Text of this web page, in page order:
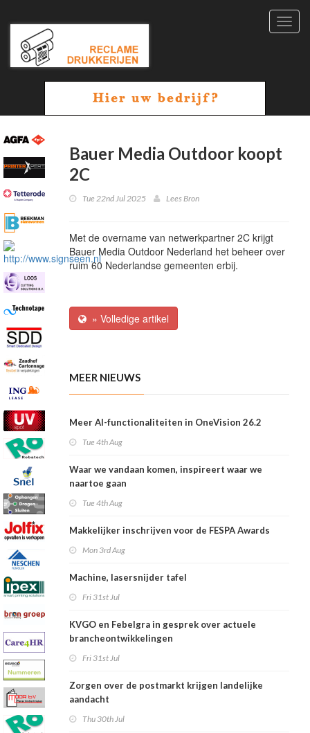
Bauer Media Outdoor koopt
2C
Tue 22nd Jul 2025 Lees Bron
Met de overname van netwerkpartner 2C krijgt
Bauer Media Outdoor Nederland het beheer over
ruim 60 Nederlandse gemeenten erbij.
» Volledige artikel
MEER NIEUWS
Meer AI-functionaliteiten in OneVision 26.2
Tue 4th Aug
Waar we vandaan komen, inspireert waar we
naartoe gaan
Tue 4th Aug
Makkelijker inschrijven voor de FESPA Awards
Mon 3rd Aug
Machine, lasersnijder tafel
Fri 31st Jul
KVGO en Febelgra in gesprek over actuele
brancheontwikkelingen
Fri 31st Jul
Zorgen over de postmarkt krijgen landelijke
aandacht
Thu 30th Jul